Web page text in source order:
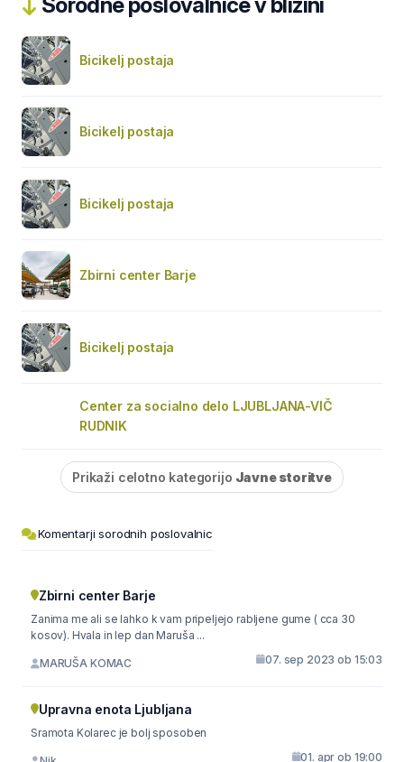
Bicikelj postaja
Bicikelj postaja
Bicikelj postaja
Zbirni center Barje
Bicikelj postaja
Center za socialno delo LJUBLJANA-VIČ
RUDNIK
Prikaži celotno kategorijo Javne storitve
Komentarji sorodnih poslovalnic
Zbirni center Barje
Zanima me ali se lahko k vam pripeljejo rabljene gume ( cca 30
kosov). Hvala in lep dan Maruša ...
MARUŠA KOMAC 07. sep 2023 ob 15:03
Upravna enota Ljubljana
Sramota Kolarec je bolj sposoben
01. apr ob 19:00